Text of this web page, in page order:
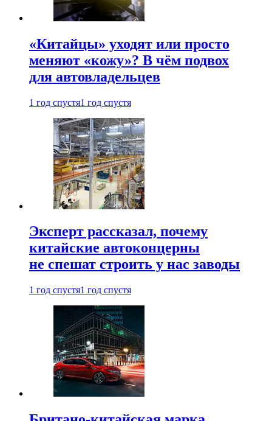
«Китайцы» уходят или просто
меняют «кожу»? В чём подвох
для автовладельцев
1 год спустя1 год спустя
Эксперт рассказал, почему
китайские автоконцерны
не спешат строить у нас заводы
1 год спустя1 год спустя